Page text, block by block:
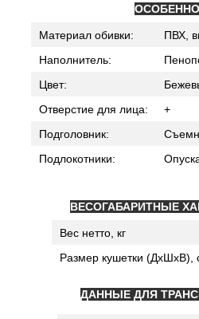
Материал обивки:
ПВХ,
Наполнитель:
Цвет:
Отверстие для лица:
+
Подголовник:
Подлокотники:
ВЕСОГАБАРИТНЫЕ
Вес нетто, кг
Размер кушетки (ДхШхВ),
ДАННЫЕ ДЛЯ